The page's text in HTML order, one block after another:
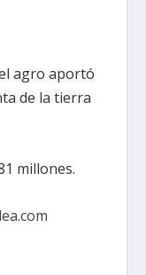
agro aportó
de la tierra
millones.